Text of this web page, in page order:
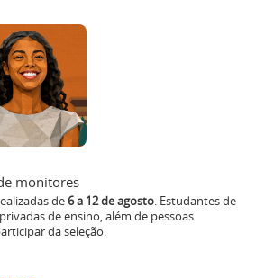
monitores
de6 a 12 de agosto. Estudantes de
de ensino, além de pessoas
da seleção.